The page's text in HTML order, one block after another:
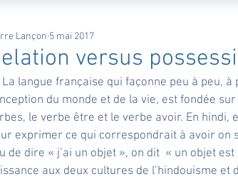
versus
Lançon 5 mai 2017
La langue française qui façonne peu à peu,
du monde et de la vie, est fondée
le verbe être et le verbe avoir. En hindi,
exprimer ce qui correspondrait à avoir on
de dire « j’ai un objet », on dit  « un objet
aux deux cultures de l’hindouisme